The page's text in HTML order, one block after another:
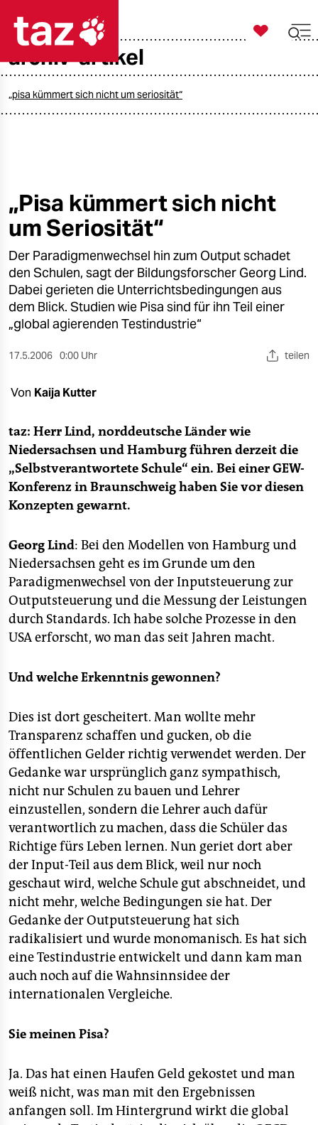
taz zahl ich
öko
gesellschaft
kultur
sport
berlin
nord
wahrheit
verlag
veranstaltungen
shop
unterstützen
abo
genossenschaft
epaper login

taz zahl ich
archiv-artikel
„pisa kümmert sich nicht um seriosität“
„Pisa kümmert sich nicht
um Seriosität“
Der Paradigmenwechsel hin zum Output schadet
den Schulen, sagt der Bildungsforscher Georg Lind.
Dabei gerieten die Unterrichtsbedingungen aus
dem Blick. Studien wie Pisa sind für ihn Teil einer
„global agierenden Testindustrie“
17.5.2006 0:00 Uhr teilen
Von Kaija Kutter
taz: Herr Lind, norddeutsche Länder wie
Niedersachsen und Hamburg führen derzeit die
„Selbstverantwortete Schule“ ein. Bei einer GEW-
Konferenz in Braunschweig haben Sie vor diesen
Konzepten gewarnt.
Georg Lind: Bei den Modellen von Hamburg und
Niedersachsen geht es im Grunde um den
Paradigmenwechsel von der Inputsteuerung zur
Outputsteuerung und die Messung der Leistungen
durch Standards. Ich habe solche Prozesse in den
USA erforscht, wo man das seit Jahren macht.
Und welche Erkenntnis gewonnen?
Dies ist dort gescheitert. Man wollte mehr
Transparenz schaffen und gucken, ob die
öffentlichen Gelder richtig verwendet werden. Der
Gedanke war ursprünglich ganz sympathisch,
nicht nur Schulen zu bauen und Lehrer
einzustellen, sondern die Lehrer auch dafür
verantwortlich zu machen, dass die Schüler das
Richtige fürs Leben lernen. Nun geriet dort aber
der Input-Teil aus dem Blick, weil nur noch
geschaut wird, welche Schule gut abschneidet, und
nicht mehr, welche Bedingungen sie hat. Der
Gedanke der Outputsteuerung hat sich
radikalisiert und wurde monomanisch. Es hat sich
eine Testindustrie entwickelt und dann kam man
auch noch auf die Wahnsinnsidee der
internationalen Vergleiche.
Sie meinen Pisa?
Ja. Das hat einen Haufen Geld gekostet und man
weiß nicht, was man mit den Ergebnissen
anfangen soll. Im Hintergrund wirkt die global